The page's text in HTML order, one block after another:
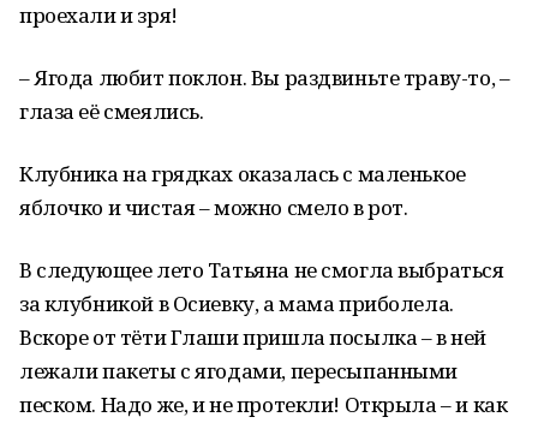
проехали и зря!
– Ягода любит поклон. Вы раздвиньте траву-то, –
глаза её смеялись.
Клубника на грядках оказалась с маленькое
яблочко и чистая – можно смело в рот.
В следующее лето Татьяна не смогла выбраться
за клубникой в Осиевку, а мама приболела.
Вскоре от тёти Глаши пришла посылка – в ней
лежали пакеты с ягодами, пересыпанными
песком. Надо же, и не протекли! Открыла – и как